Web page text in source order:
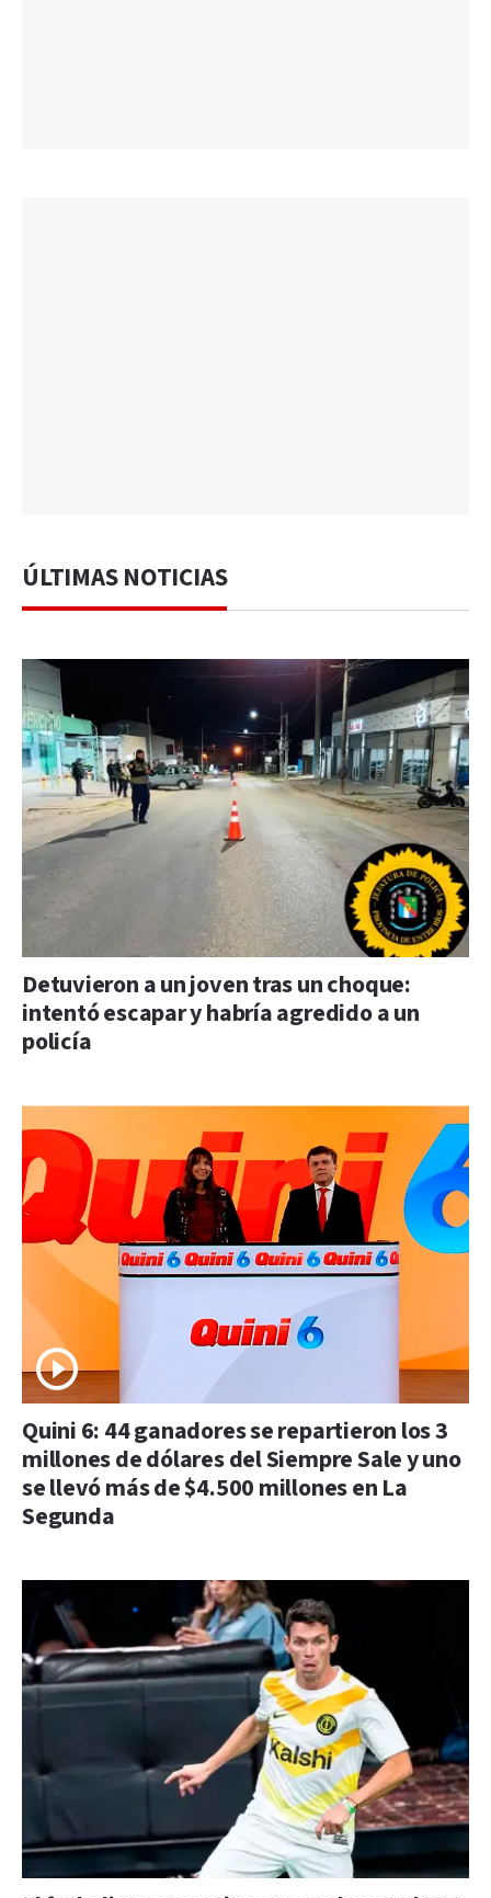
ÚLTIMAS NOTICIAS
Detuvieron a un joven tras un choque:
intentó escapar y habría agredido a un
policía
Quini 6: 44 ganadores se repartieron los 3
millones de dólares del Siempre Sale y uno
se llevó más de $4.500 millones en La
Segunda